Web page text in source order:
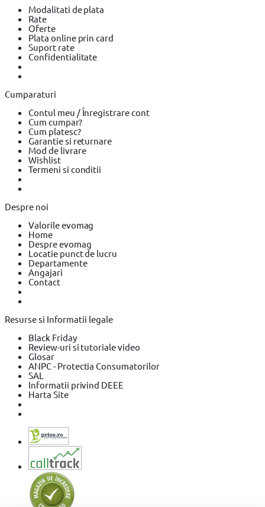
Navigatie GPS PNIDiverse Foto
HamaGenti foto
Incarcatoare Foto
Foto Varta Accesorii Drone
Modalitati de plata
Rate
Oferte
Plata online prin card
Suport rate
Confidentialitate
Cumparaturi
Contul meu / Înregistrare cont
Cum cumpar?
Cum platesc?
Garantie si returnare
Mod de livrare
Wishlist
Termeni si conditii
Despre noi
Valorile evomag
Home
Despre evomag
Locatie punct de lucru
Departamente
Angajari
Contact
Resurse si Informatii legale
Black Friday
Review-uri si tutoriale video
Glosar
ANPC - Protectia Consumatorilor
SAL
Informatii privind DEEE
Harta Site